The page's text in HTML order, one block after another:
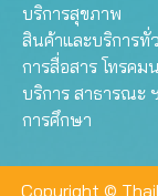
บริการสุขภาพ
สินค้าและบริการทั่
การสื่อสาร โทรคม
บริการ สาธารณะ ฯ
การศึกษา
Copyright ©